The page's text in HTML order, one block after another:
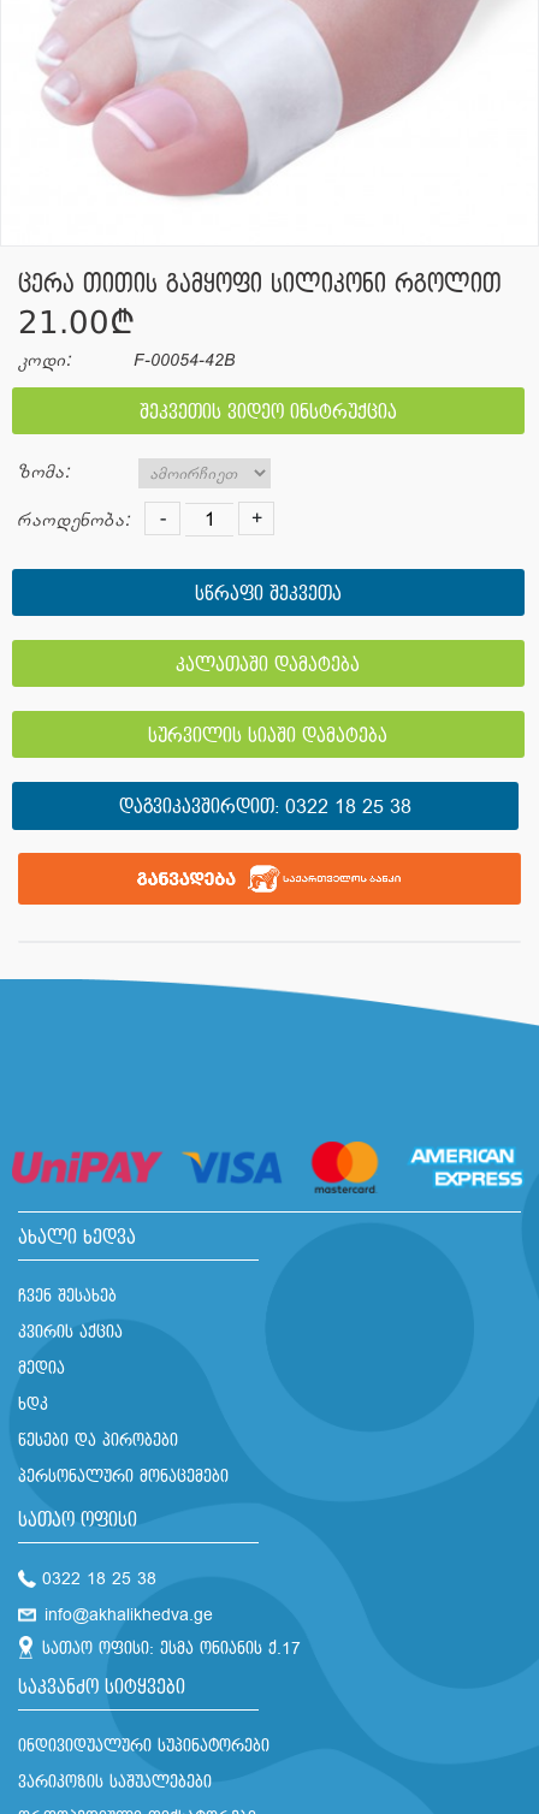
ცერა თითის გამყოფი სილიკონი რგოლით
21.00¢
კოდი: F-00054-42B
შეკვეთის ვიდეო ინსტრუქცია
ზომა:
რაოდენობა: - +
სწრაფი შეკვეთა
კალათაში დამატება
სურვილის სიაში დამატება
ᲓᲐᲒᲕᲘᲙᲐᲕᲨᲘᲠᲓᲘᲗ:0322 18 25 38
ახალი ხედვა
ჩვენ შესახებ
კვირის აქცია
მედია
ხდკ
წესები და პირობები
პერსონალური მონაცემები
სათაო ოფისი
0322 18 25 38
info@akhalikhedva.ge
სათაო ოფისი: ესმა ონიანის ქ.17
საკვანძო სიტყვები
ინდივიდუალური სუპინატორები
ვარიკოზის საშუალებები